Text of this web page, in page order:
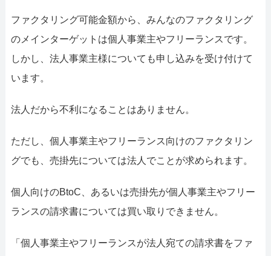
ファクタリング可能金額から、みんなのファクタリング
のメインターゲットは個人事業主やフリーランスです。
しかし、法人事業主様についても申し込みを受け付けて
います。
法人だから不利になることはありません。
ただし、個人事業主やフリーランス向けのファクタリン
グでも、売掛先については法人でことが求められます。
個人向けのBtoC、あるいは売掛先が個人事業主やフリー
ランスの請求書については買い取りできません。
「個人事業主やフリーランスが法人宛ての請求書をファ